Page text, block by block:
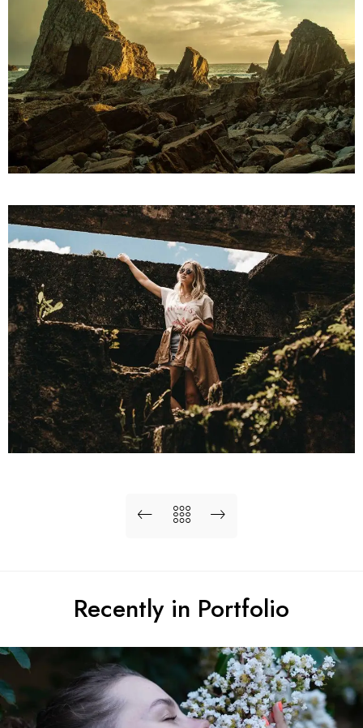
Recently in Portfolio